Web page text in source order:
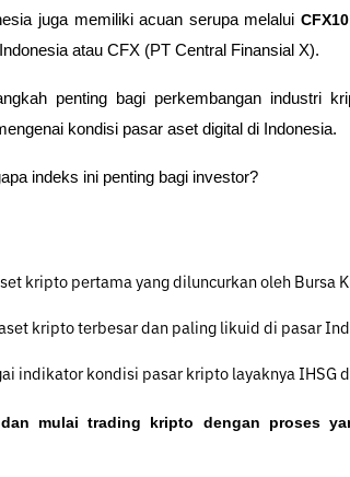
juga memiliki acuan serupa melalui CFX10
atau CFX (PT Central Finansial X).
penting bagi perkembangan industri
kondisi pasar aset digital di Indonesia.
indeks ini penting bagi investor?
kripto pertama yang diluncurkan oleh Bursa
kripto terbesar dan paling likuid di pasar
indikator kondisi pasar kripto layaknya IHSG
mulai trading kripto dengan proses